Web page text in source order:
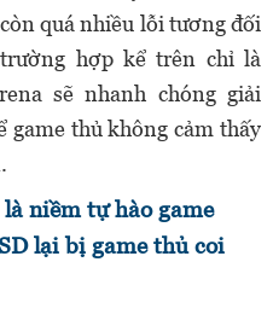
quá nhiều lỗi tương đối
hợp kể trên chỉ là
sẽ nhanh chóng giải
game thủ không cảm thấy
niềm tự hào game
lại bị game thủ coi